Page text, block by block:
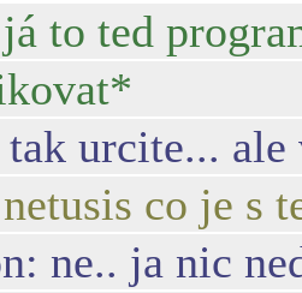
to ted
urcite... ale
co je s
ne.. ja nic